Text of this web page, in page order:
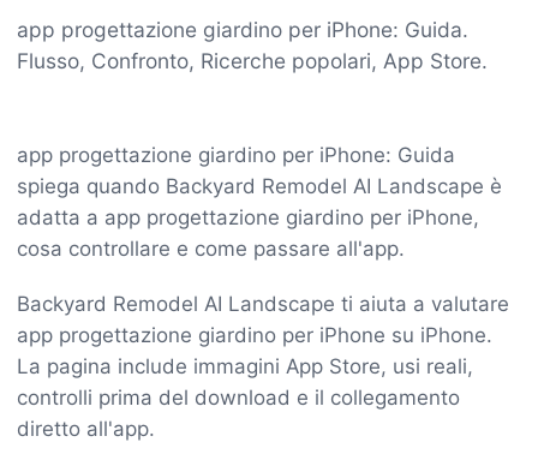
app progettazione giardino per iPhone: Guida.
Flusso, Confronto, Ricerche popolari, App Store.
app progettazione giardino per iPhone: Guida
spiega quando Backyard Remodel AI Landscape è
adatta a app progettazione giardino per iPhone,
cosa controllare e come passare all'app.
Backyard Remodel AI Landscape ti aiuta a valutare
app progettazione giardino per iPhone su iPhone.
La pagina include immagini App Store, usi reali,
controlli prima del download e il collegamento
diretto all'app.